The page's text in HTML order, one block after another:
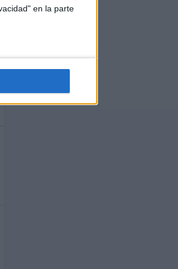
en la parte